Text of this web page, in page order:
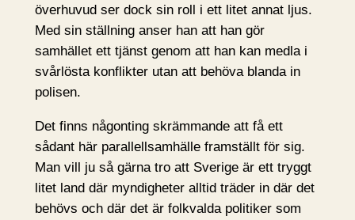
överhuvud ser dock sin roll i ett litet annat ljus.
Med sin ställning anser han att han gör
samhället ett tjänst genom att han kan medla i
svårlösta konflikter utan att behöva blanda in
polisen.
Det finns någonting skrämmande att få ett
sådant här parallellsamhälle framställt för sig.
Man vill ju så gärna tro att Sverige är ett tryggt
litet land där myndigheter alltid träder in där det
behövs och där det är folkvalda politiker som